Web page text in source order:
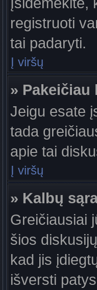
registruoti
tai padaryti.
Į viršų
»
Jeigu esate
tada
apie tai
Į viršų
» Kalbų
Greičiausiai
šios
kad jis
išversti